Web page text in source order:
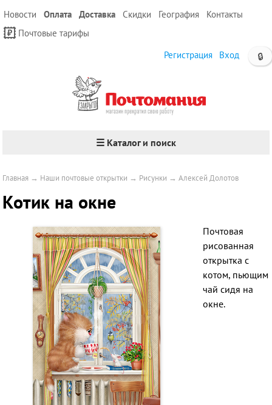
Новости Оплата Доставка Скидки География
Контакты
Почтовые тарифы
🔒
Регистрация Вход
☰ Каталог и поиск
Главная → Наши почтовые открытки → Рисунки →Алексей Долотов
Котик на окне
Почтовая
рисованная
открытка с
котом, пьющим
чай сидя на
окне.